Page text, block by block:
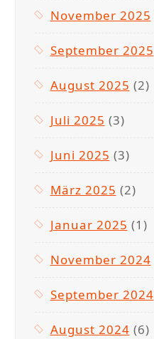
v
n
”
November 2025
September 2025
August 2025 (2)
Juli 2025 (3)
Juni 2025 (3)
März 2025 (2)
Januar 2025 (1)
November 2024
September 2024
August 2024 (6)